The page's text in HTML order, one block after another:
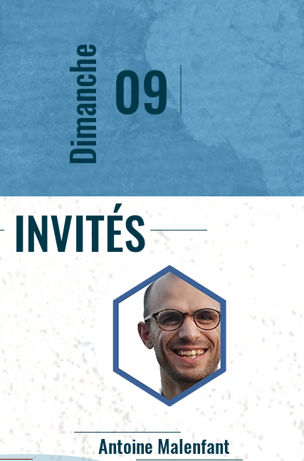
Dimanche09
INVITÉS
Antoine Malenfant